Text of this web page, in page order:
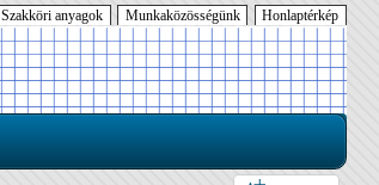
Honlaptérkép
Munkaközösségünk
Szakköri anyagok